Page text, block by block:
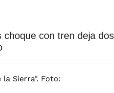
choque con tren deja dos